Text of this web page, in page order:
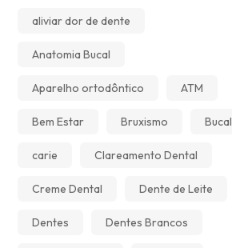
aliviar dor de dente
Anatomia Bucal
Aparelho ortodôntico ATM
Bem Estar Bruxismo Bucal
carie Clareamento Dental
Creme Dental Dente de Leite
Dentes Dentes Brancos